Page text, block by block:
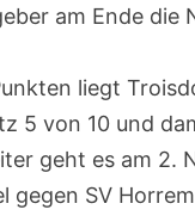
am Ende die
liegt
5 von 10 und
geht es am 2.
gegen SV Horrem